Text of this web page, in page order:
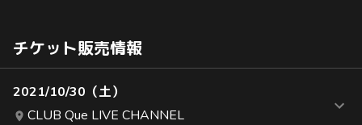
チケット販売情報
2021/10/30（土）
CLUB Que LIVE CHANNEL